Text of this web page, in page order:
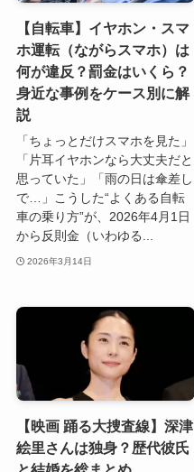
【自転車】イヤホン・スマ
ホ運転（ながらスマホ）は
何が違反？罰金はいくら？
身近な事例をケース別に解
説
「ちょっとだけスマホを見た」
「片耳イヤホンなら大丈夫だと
思っていた」「雨の日は傘差し
で…」こうした“よくある自転
車の乗り方”が、2026年4月1日
から反則金（いわゆる...
2026年3月14日
【映画 踊る大捜査線】深津
絵里さんは独身？歴代彼氏